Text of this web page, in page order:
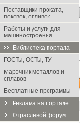
Поставщики проката,
поковок, отливок
Работы и услуги для
машиностроения
Библиотека портала
ГОСТы, ОСТы, ТУ
Марочник металлов и
сплавов
Бесплатные программы
Реклама на портале
Отраслевой форум